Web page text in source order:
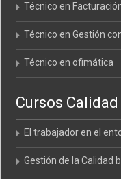
Técnico en
Técnico en Gestión
Técnico en ofimática
Cursos Calidad
El trabajador en el
Gestión de la Calidad